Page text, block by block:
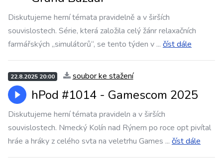
Diskutujeme herní témata pravidelně a v širších
souvislostech. Série, která založila celý žánr relaxačních
farmářských „simulátorů“, se tento týden v ... číst dále
22.8.2025 20:00 soubor ke stažení
hPod #1014 - Gamescom 2025
Diskutujeme herní témata pravideln a v širších
souvislostech. Nmecký Kolín nad Rýnem po roce opt pivítal
hráe a hráky z celého svta na veletrhu Games ... číst dále